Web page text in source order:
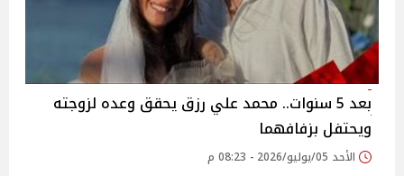
بعد 5 سنوات.. محمد علي رزق يحقق وعده لزوجته
ويحتفل بزفافهما
الأحد 05/يوليو/2026 - 08:23 م